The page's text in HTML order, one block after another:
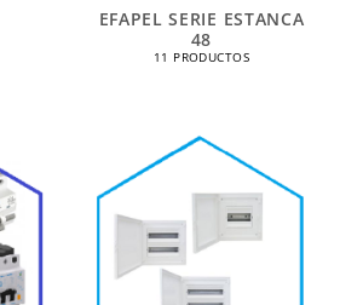
EFAPEL SERIE ESTANCA
48
11 PRODUCTOS